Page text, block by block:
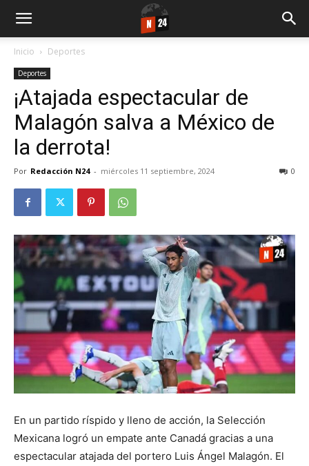
Inicio Deportes
Deportes
¡Atajada espectacular de
Malagón salva a México de
la derrota!
Por Redacción N24 - miércoles 11 septiembre, 2024 0
En un partido ríspido y lleno de acción, la Selección
Mexicana logró un empate ante Canadá gracias a una
espectacular atajada del portero Luis Ángel Malagón. El